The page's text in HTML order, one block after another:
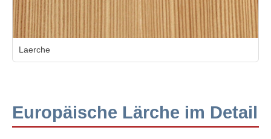
Laerche
Europäische Lärche im Detail